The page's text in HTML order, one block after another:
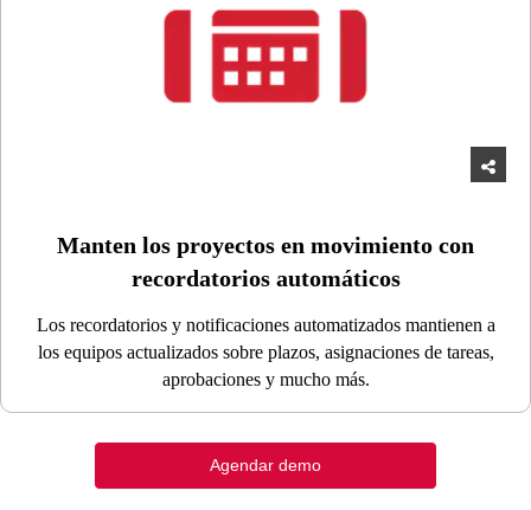
Manten los proyectos en movimiento con
recordatorios automáticos
Los recordatorios y notificaciones automatizados mantienen a
los equipos actualizados sobre plazos, asignaciones de tareas,
aprobaciones y mucho más.
Agendar demo